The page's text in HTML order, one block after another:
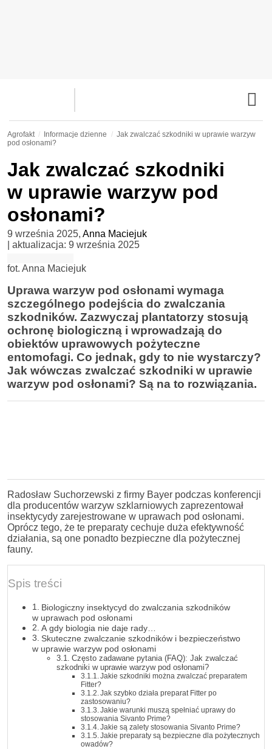
Agrofakt Informacje dzienne
Jak zwalczać szkodniki w uprawie warzyw
pod osłonami?
Jak zwalczać szkodniki
w uprawie warzyw pod
osłonami?
9 września 2025, Anna Maciejuk
| aktualizacja: 9 września 2025
fot. Anna Maciejuk
Uprawa warzyw pod osłonami wymaga
szczególnego podejścia do zwalczania
szkodników. Zazwyczaj plantatorzy stosują
ochronę biologiczną i wprowadzają do
obiektów uprawowych pożyteczne
entomofagi. Co jednak, gdy to nie wystarczy?
Jak wówczas zwalczać szkodniki w uprawie
warzyw pod osłonami? Są na to rozwiązania.
Radosław Suchorzewski z firmy Bayer podczas konferencji
dla producentów warzyw szklarniowych zaprezentował
insektycydy zarejestrowane w uprawach pod osłonami.
Oprócz tego, że te preparaty cechuje duża efektywność
działania, są one ponadto bezpieczne dla pożytecznej
fauny.
Spis treści
Biologiczny insektycyd do zwalczania szkodników
w uprawach pod osłonami
A gdy biologia nie daje rady…
Skuteczne zwalczanie szkodników i bezpieczeństwo
w uprawie warzyw pod osłonami
Często zadawane pytania (FAQ): Jak zwalczać
szkodniki w uprawie warzyw pod osłonami?
Jakie szkodniki można zwalczać preparatem
Fitter?
Jak szybko działa preparat Fitter po
zastosowaniu?
Jakie warunki muszą spełniać uprawy do
stosowania Sivanto Prime?
Jakie są zalety stosowania Sivanto Prime?
Jakie preparaty są bezpieczne dla pożytecznych
owadów?